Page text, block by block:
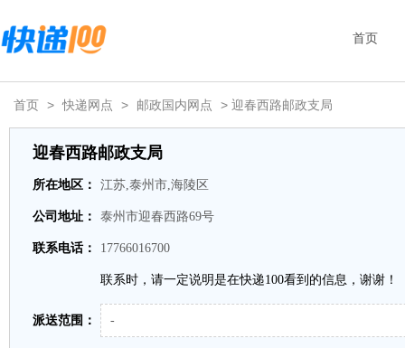
首页
首页 > 快递网点 > 邮政国内网点 > 迎春西路邮政支局
迎春西路邮政支局
所在地区： 江苏,泰州市,海陵区
公司地址： 泰州市迎春西路69号
联系电话： 17766016700
联系时，请一定说明是在快递100看到的信息，谢谢！
派送范围： -